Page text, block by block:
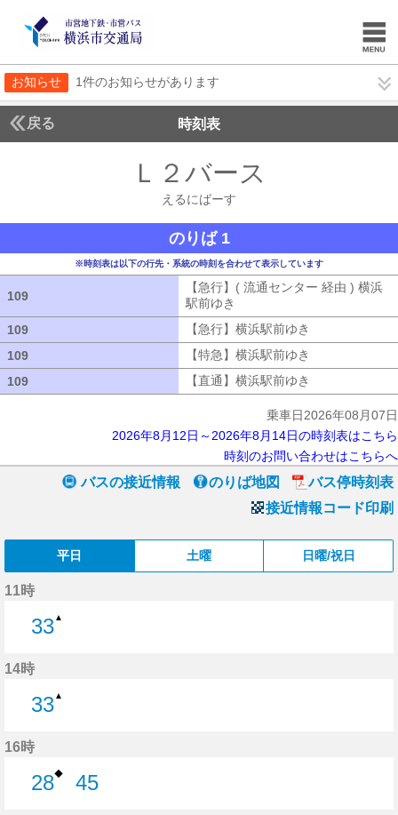
お知らせ 1件のお知らせがあります
戻る 時刻表
Ｌ２バース
えるにばーす
のりば 1
※時刻表は以下の行先・系統の時刻を合わせて表示しています
109
【急行】( 流通センター 経由 ) 横浜
駅前ゆき
109
【急行】横浜駅前ゆき
109
【特急】横浜駅前ゆき
109
【直通】横浜駅前ゆき
乗車日2026年08月07日
2026年8月12日～2026年8月14日の時刻表はこちら
時刻のお問い合わせはこちらへ
バスの接近情報 のりば地図
バス停時刻表
接近情報コード印刷
平日 土曜 日曜/祝日
11時
33▲
14時
33▲
16時
28◆
45